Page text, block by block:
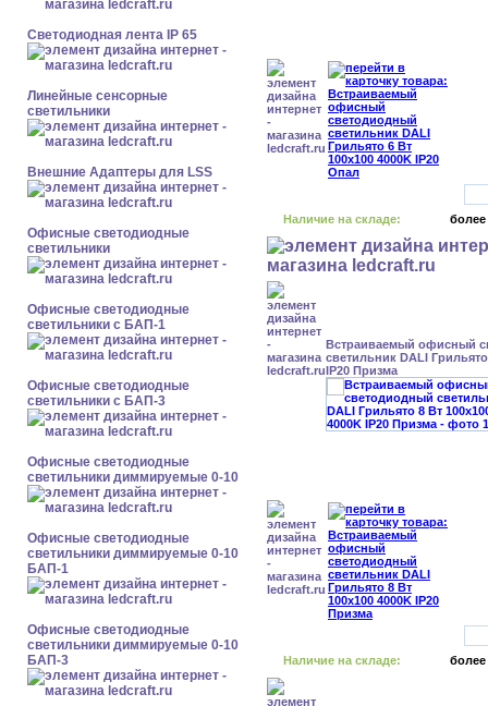
Светодиодная лента IP 65
Линейные сенсорные
светильники
Внешние Адаптеры для LSS
Офисные светодиодные
светильники
Офисные светодиодные
светильники с БАП-1
Офисные светодиодные
светильники с БАП-3
Офисные светодиодные
светильники диммируемые 0-10
Офисные светодиодные
светильники диммируемые 0-10
БАП-1
Офисные светодиодные
светильники диммируемые 0-10
БАП-3
Наличие на складе: более
Встраиваемый офисный
светильник DALI
IP20 Призма
Наличие на складе: более